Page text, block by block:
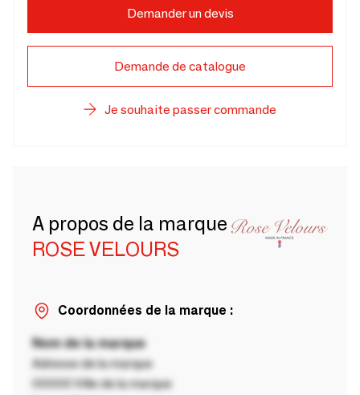
Demander un devis
Demande de catalogue
Je souhaite passer commande
A propos de la marque
ROSE VELOURS
Coordonnées de la marque :
Nom de la marque
Adresse de la marque
00000 Ville de la marque